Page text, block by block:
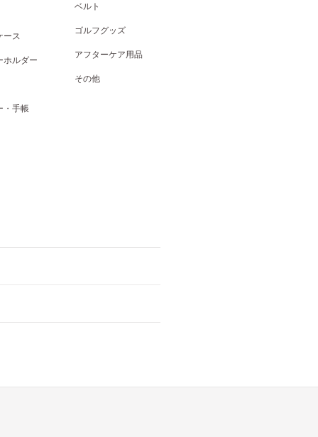
ース
ホルダー
・手帳
ベルト
ゴルフグッズ
アフターケア用品
その他